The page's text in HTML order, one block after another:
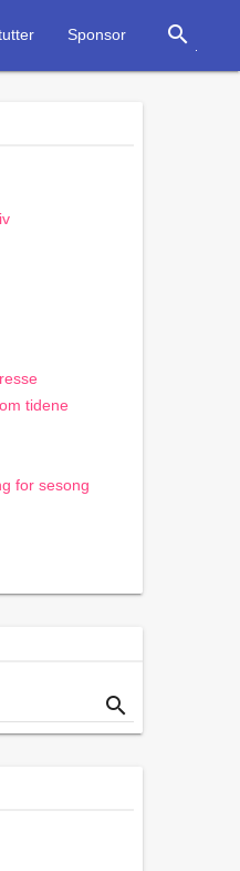
Sponsor search
tidene
for sesong
search